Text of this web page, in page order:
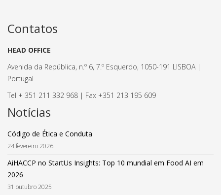
Contatos
HEAD OFFICE
Avenida da República, n.º 6, 7.º Esquerdo, 1050-191 LISBOA |
Portugal
Tel + 351 211 332 968 | Fax +351 213 195 609
Notícias
Código de Ética e Conduta
24 fevereiro 2026
AiHACCP no StartUs Insights: Top 10 mundial em Food AI em
2026
31 outubro 2025